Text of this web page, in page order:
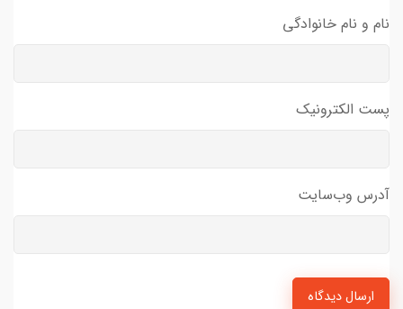
نام و نام خانوادگی
پست الکترونیک
آدرس وب‌سایت
ارسال دیدگاه